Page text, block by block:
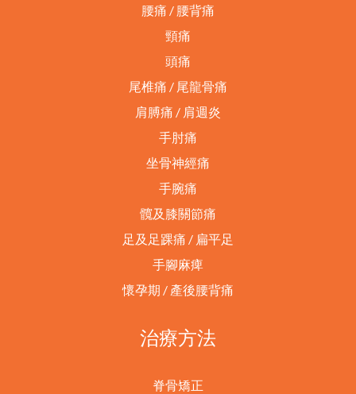
腰痛 / 腰背痛
頸痛
頭痛
尾椎痛 / 尾龍骨痛
肩膊痛 / 肩週炎
手肘痛
坐骨神經痛
手腕痛
髖及膝關節痛
足及足踝痛 / 扁平足
手腳麻痺
懷孕期 / 產後腰背痛
治療方法
脊骨矯正